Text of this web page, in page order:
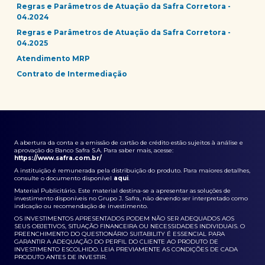
Regras e Parâmetros de Atuação da Safra Corretora -
04.2024
Regras e Parâmetros de Atuação da Safra Corretora -
04.2025
Atendimento MRP
Contrato de Intermediação
A abertura da conta e a emissão de cartão de crédito estão sujeitos à análise e
aprovação do Banco Safra S.A. Para saber mais, acesse:
https://www.safra.com.br/
A instituição é remunerada pela distribuição do produto. Para maiores detalhes,
consulte o documento disponível aqui.
Material Publicitário. Este material destina-se a apresentar as soluções de
investimento disponíveis no Grupo J. Safra, não devendo ser interpretado como
indicação ou recomendação de investimento.
OS INVESTIMENTOS APRESENTADOS PODEM NÃO SER ADEQUADOS AOS
SEUS OBJETIVOS, SITUAÇÃO FINANCEIRA OU NECESSIDADES INDIVIDUAIS. O
PREENCHIMENTO DO QUESTIONÁRIO SUITABILITY É ESSENCIAL PARA
GARANTIR A ADEQUAÇÃO DO PERFIL DO CLIENTE AO PRODUTO DE
INVESTIMENTO ESCOLHIDO. LEIA PREVIAMENTE AS CONDIÇÕES DE CADA
PRODUTO ANTES DE INVESTIR.